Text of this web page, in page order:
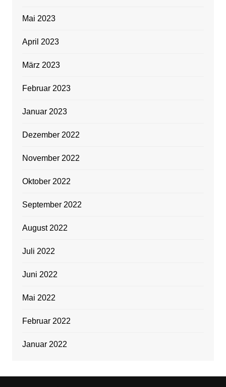
Mai 2023
April 2023
März 2023
Februar 2023
Januar 2023
Dezember 2022
November 2022
Oktober 2022
September 2022
August 2022
Juli 2022
Juni 2022
Mai 2022
Februar 2022
Januar 2022